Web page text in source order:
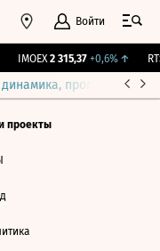
Войти
IMOEX 2 315,37 +0,6%↑
прогнозы
проекты